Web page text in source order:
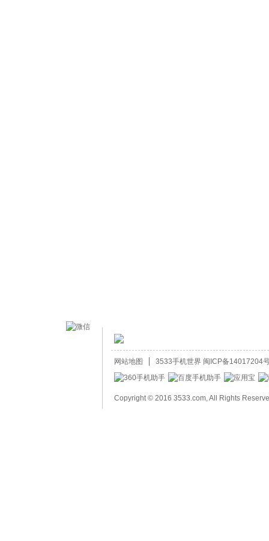
网站地图 3533手机世界 闽ICP备14017204
Copyright © 2016 3533.com, All Rights